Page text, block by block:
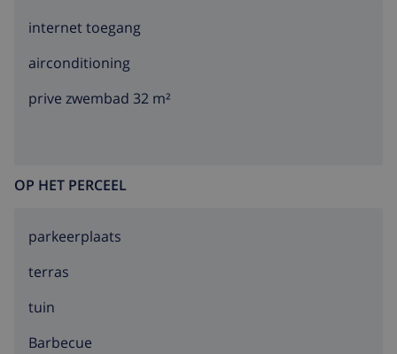
internet toegang
airconditioning
prive zwembad 32 m²
OP HET PERCEEL
parkeerplaats
terras
tuin
barbecue